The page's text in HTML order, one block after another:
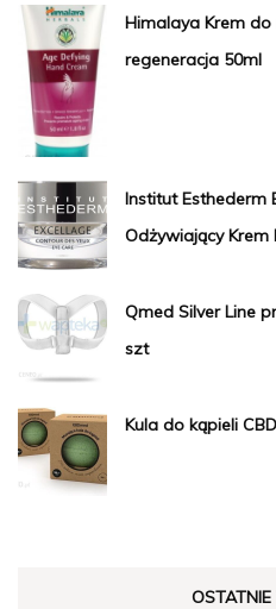
Himalaya Krem
regeneracja 50ml
Institut Esthederm
Odżywiający Krem
Qmed Silver Line
szt
Kula do kąpieli